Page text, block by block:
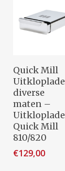
Toevoegen
Aan
Winkelwagen
Quick Mill
Uitkloplade
diverse
maten –
Uitkloplade
Quick Mill
810/820
€129,00